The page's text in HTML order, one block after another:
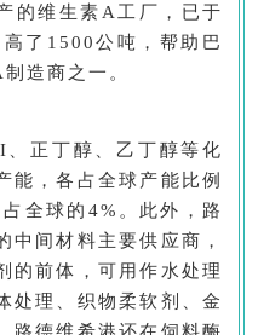
的维生素A工厂，已于
了1500公吨，帮助巴
造商之一。
正丁醇、乙丁醇等化
能，各占全球产能比例
全球的4%。此外，路
中间材料主要供应商，
的前体，可用作水处理
处理、织物柔软剂、金
路德维希港还在饲料酶